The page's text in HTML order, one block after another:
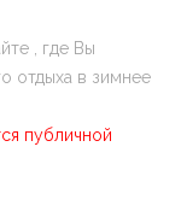
, где Вы
отдыха в зимнее
публичной